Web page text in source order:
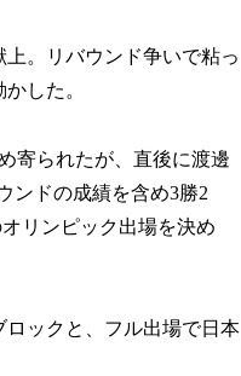
。リバウンド争いで粘っ
した。
寄られたが、直後に渡邊
ンドの成績を含め3勝2
リンピック出場を決め
ロックと、フル出場で日本